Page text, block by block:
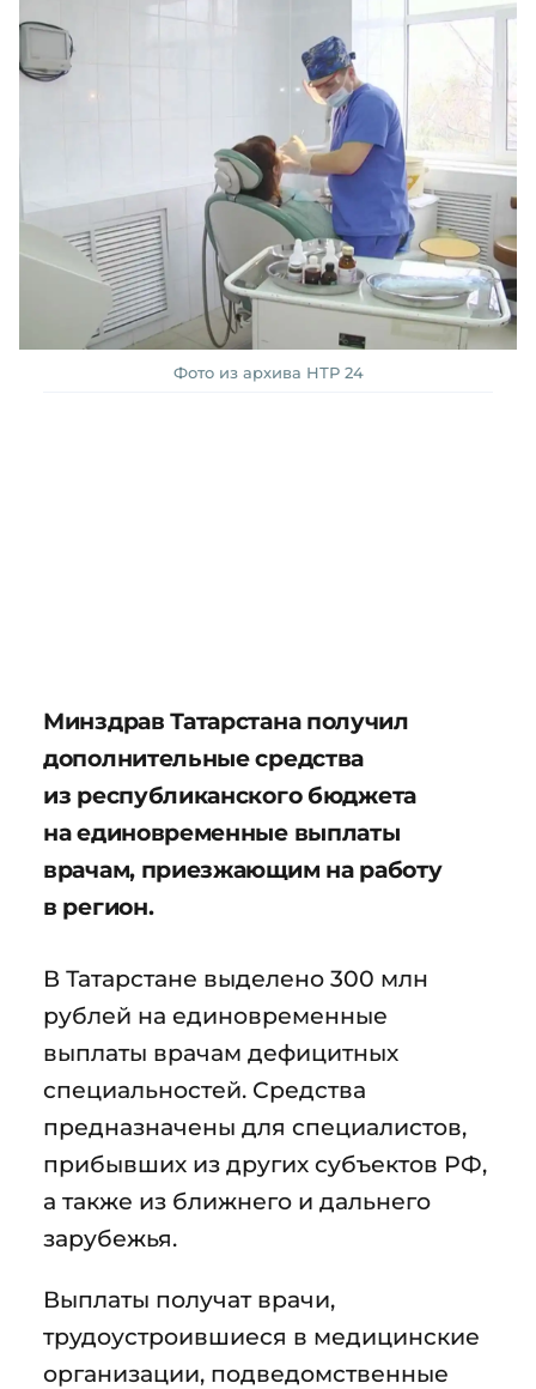
Фото из архива НТР 24
Минздрав Татарстана получил
дополнительные средства
из республиканского бюджета
на единовременные выплаты
врачам, приезжающим на работу
в регион.
В Татарстане выделено 300 млн
рублей на единовременные
выплаты врачам дефицитных
специальностей. Средства
предназначены для специалистов,
прибывших из других субъектов РФ,
а также из ближнего и дальнего
зарубежья.
Выплаты получат врачи,
трудоустроившиеся в медицинские
организации, подведомственные